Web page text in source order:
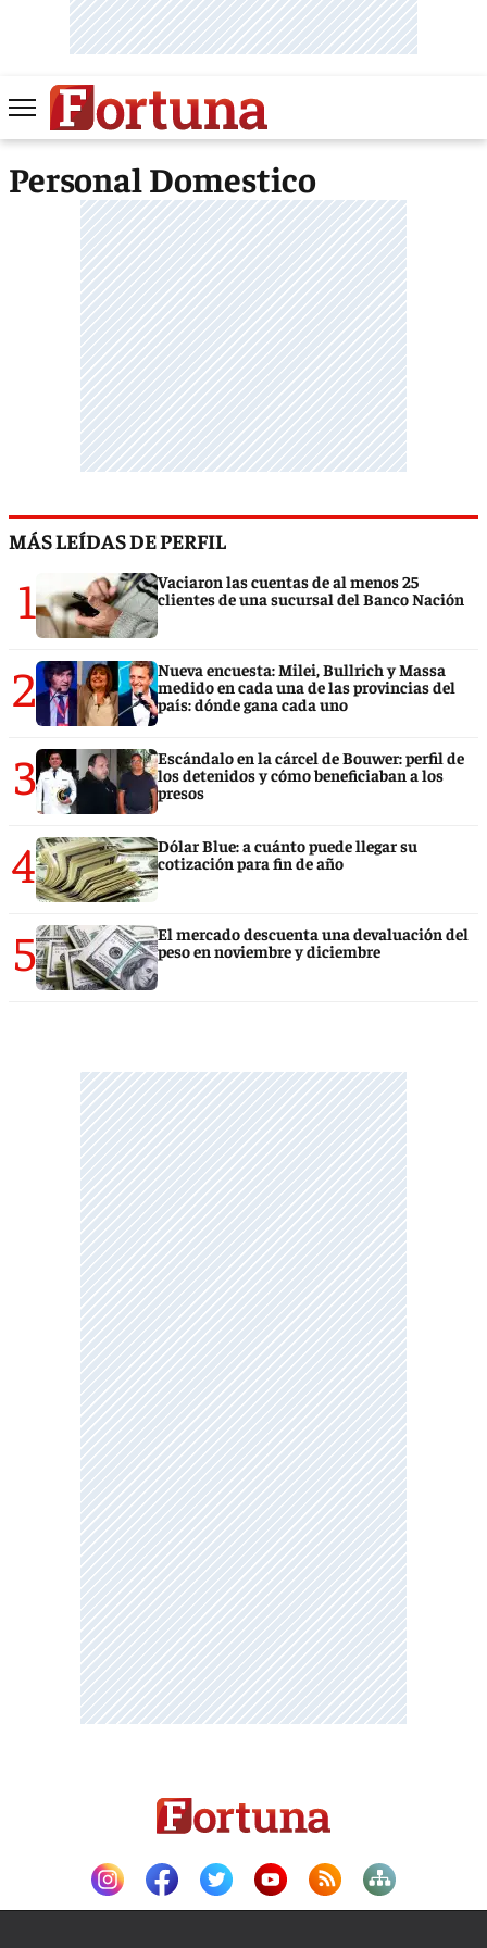
Personal Domestico
MÁS LEÍDAS DE PERFIL
1
Vaciaron las cuentas de al menos 25
clientes de una sucursal del Banco Nación
2
Nueva encuesta: Milei, Bullrich y Massa
medido en cada una de las provincias del
país: dónde gana cada uno
3
Escándalo en la cárcel de Bouwer: perfil de
los detenidos y cómo beneficiaban a los
presos
4
Dólar Blue: a cuánto puede llegar su
cotización para fin de año
5
El mercado descuenta una devaluación del
peso en noviembre y diciembre